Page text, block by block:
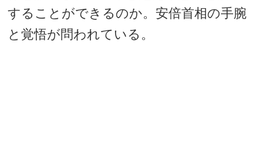
することができるのか。安倍首相の手腕
と覚悟が問われている。